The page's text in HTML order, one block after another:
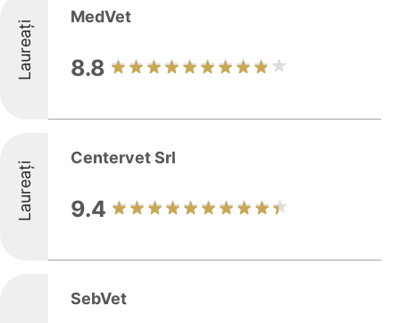
Laureați
MedVet
8.8
Laureați
Centervet Srl
9.4
SebVet